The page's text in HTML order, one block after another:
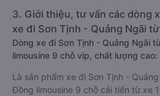
3. Giới thiệu, tư vấn các dòng
xe đi Sơn Tịnh - Quảng Ngãi
Dòng xe đi Sơn Tịnh - Quảng Ngãi
limousine 9 chỗ vip, chất lượng
Là sản phẩm xe đi Sơn Tịnh -
Đồng limousine 9 chỗ cải tiến từ xe